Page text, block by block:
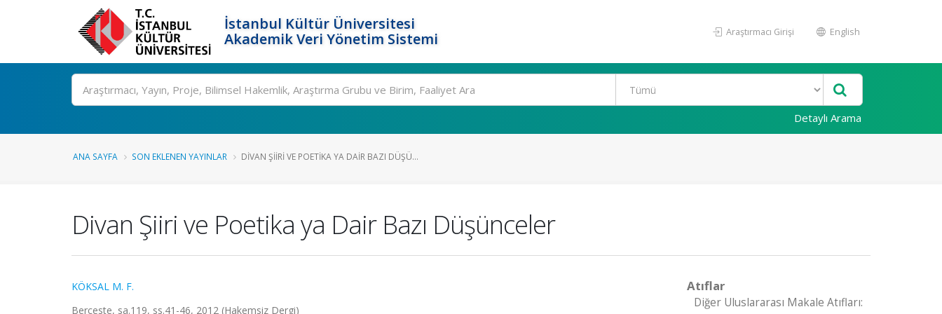
İstanbul Kültür Üniversitesi
Akademik Veri Yönetim Sistemi
Araştırmacı Girişi English
Ara
Detaylı Arama
ANA SAYFA SON EKLENEN YAYINLAR DIVAN ŞIIRI VE POETIKA YA DAIR BAZI DÜŞÜ...
Divan Şiiri ve Poetika ya Dair Bazı Düşünceler
KÖKSAL M. F.
Berceste, sa.119, ss.41-46, 2012 (Hakemsiz Dergi)
Atıflar
Diğer Uluslararası Makale Atıfları: